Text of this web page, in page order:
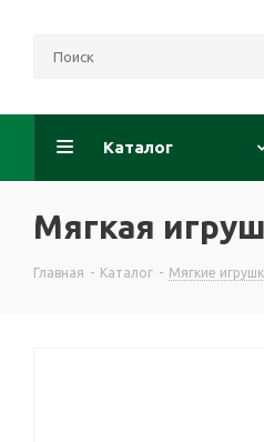
Каталог
Мягкая
Главная - Каталог - Мягкие